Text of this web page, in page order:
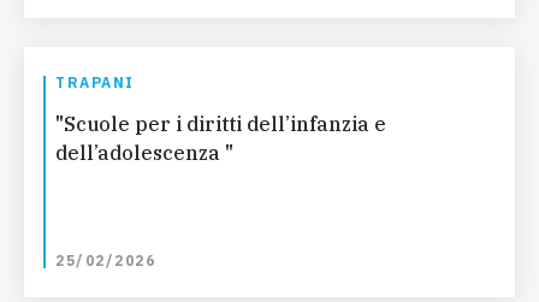
TRAPANI
"Scuole per i diritti dell’infanzia e
dell’adolescenza "
25/02/2026